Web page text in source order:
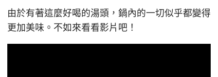
由於有著這麼好喝的湯頭，鍋內的一切似乎都變得
更加美味。不如來看看影片吧！